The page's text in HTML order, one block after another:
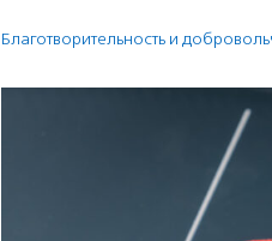
Благотвори­тель­ность и